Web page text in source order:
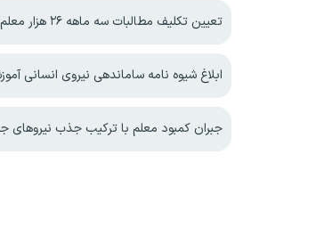
تعیین تکلیف مطالبات سه ماهه ۲۶ هزار معلم حق التدریس
ابلاغ شیوه نامه ساماندهی نیروی انسانی
جبران کمبود معلم با ترکیب جذب نیروهای